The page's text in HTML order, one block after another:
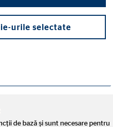
urile selectate
de bază și sunt necesare pentru